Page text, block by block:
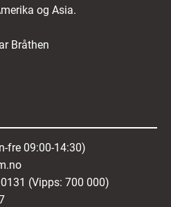
og Asia.
Bråthen
fre 09:00-14:30)
(Vipps: 700 000)